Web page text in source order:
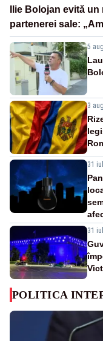
Ilie Bolojan evită
partenerei sale:
5
3
31
31
POLITICA